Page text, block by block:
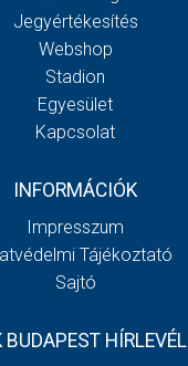
Jegyértékesítés
Webshop
Stadion
Egyesület
Kapcsolat
INFORMÁCIÓK
Impresszum
Tájékoztató
Sajtó
BUDAPEST HÍRLEVÉL